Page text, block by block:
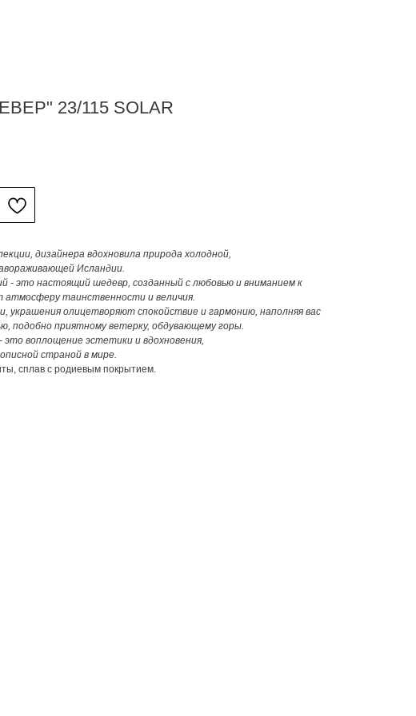
23/115 SOLAR
дизайнера вдохновила природа холодной,
Исландии.
- это настоящий шедевр, созданный с любовью и вниманием к
таинственности и величия.
украшения олицетворяют спокойствие и гармонию, наполняя вас
подобно приятному ветерку, обдувающему горы.
это воплощение эстетики и вдохновения,
страной в мире.
сплав с родиевым покрытием.